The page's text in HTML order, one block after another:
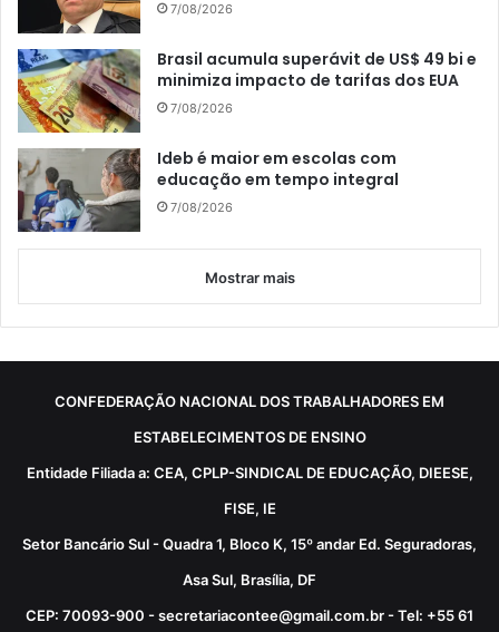
7/08/2026
Brasil acumula superávit de US$ 49 bi e
minimiza impacto de tarifas dos EUA
7/08/2026
Ideb é maior em escolas com
educação em tempo integral
7/08/2026
Mostrar mais
CONFEDERAÇÃO NACIONAL DOS TRABALHADORES EM
ESTABELECIMENTOS DE ENSINO
Entidade Filiada a: CEA, CPLP-SINDICAL DE EDUCAÇÃO, DIEESE,
FISE, IE
Setor Bancário Sul - Quadra 1, Bloco K, 15º andar Ed. Seguradoras,
Asa Sul, Brasília, DF
CEP: 70093-900 - secretariacontee@gmail.com.br - Tel: +55 61